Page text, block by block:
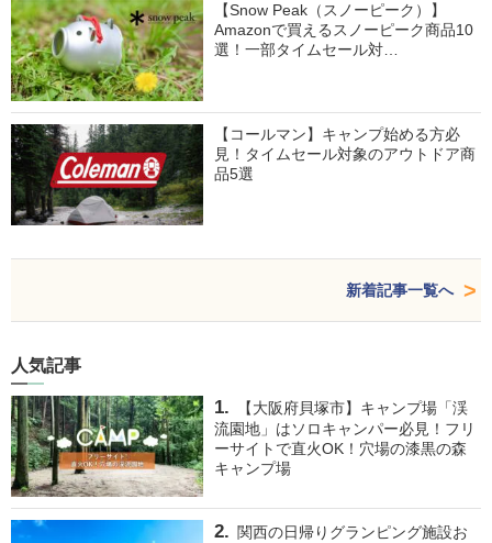
【Snow Peak（スノーピーク）】
Amazonで買えるスノーピーク商品10
選！一部タイムセール対…
【コールマン】キャンプ始める方必
見！タイムセール対象のアウトドア商
品5選
新着記事一覧へ
人気記事
【大阪府貝塚市】キャンプ場「渓
流園地」はソロキャンパー必見！フリ
ーサイトで直火OK！穴場の漆黒の森
キャンプ場
関西の日帰りグランピング施設お